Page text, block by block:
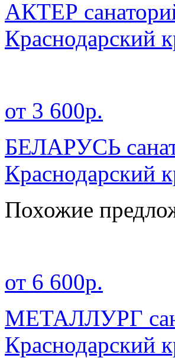
АКТЕР
Краснодарский
от 3 600р.
БЕЛАРУСЬ
Краснодарский
Похожие
от 6 600р.
МЕТАЛЛУРГ
Краснодарский